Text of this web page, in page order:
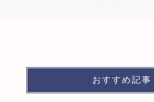
おすすめ記事